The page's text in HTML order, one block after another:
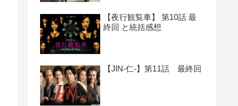
【夜行観覧車】 第10話 最
終回 と統括感想
【JIN-仁-】第11話 最終回